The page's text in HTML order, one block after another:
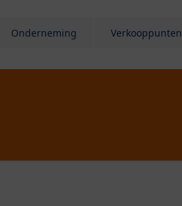
Onderneming Verkooppunten